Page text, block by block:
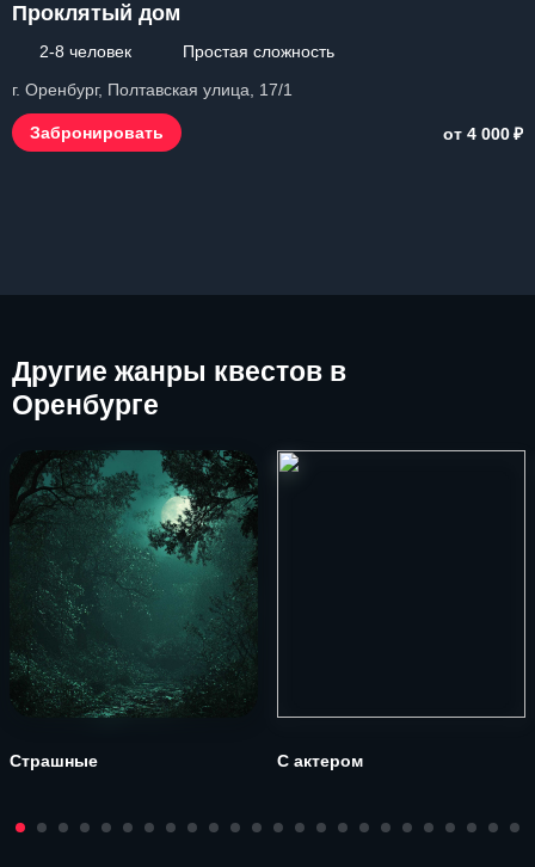
Проклятый дом
2-8 человек
Простая сложность
г. Оренбург, Полтавская улица, 17/1
Забронировать от 4 000₽
Другие жанры квестов в
Оренбурге
Страшные С актером